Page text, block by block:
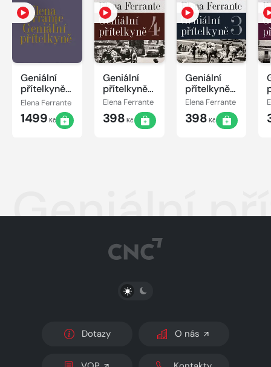
Geniální
přítelkyně
I.-IV.
Elena Ferrante
1499 Kč
Geniální
přítelkyně
IV.
Elena Ferrante
398 Kč
Geniální
přítelkyně
III.
Elena Ferrante
398 Kč
Geniální
PŘEPNOUT SVĚTLÝ/TMAVÝ REŽIM
Dotazy O nás